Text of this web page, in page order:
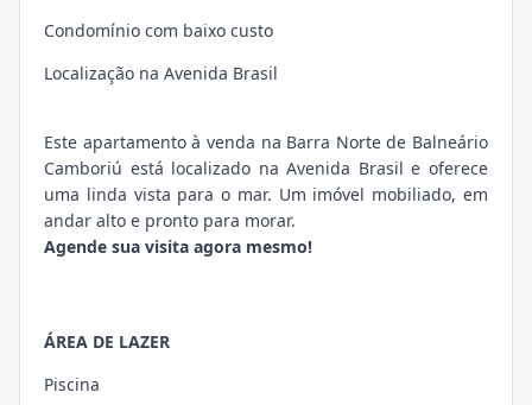
Condomínio com baixo custo
Localização na Avenida Brasil
Este apartamento à venda na Barra Norte de Balneário
Camboriú está localizado na Avenida Brasil e oferece
uma linda vista para o mar. Um imóvel mobiliado, em
andar alto e pronto para morar.
Agende sua visita agora mesmo!
ÁREA DE LAZER
Piscina